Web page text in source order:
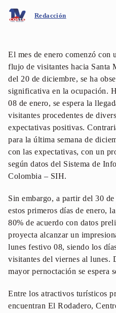
Redacción
El mes de enero comenzó con
flujo de visitantes hacia Santa
del 20 de diciembre, se ha
significativa en la ocupación.
08 de enero, se espera la
visitantes procedentes de
expectativas positivas.
para la última semana de
con las expectativas, con un
según datos del Sistema de
Colombia – SIH.
Sin embargo, a partir del 30
estos primeros días de enero,
80% de acuerdo con datos
proyecta alcanzar un
lunes festivo 08, siendo los
visitantes del viernes al lunes.
mayor pernoctación se espera
Entre los atractivos turísticos
encuentran El Rodadero,